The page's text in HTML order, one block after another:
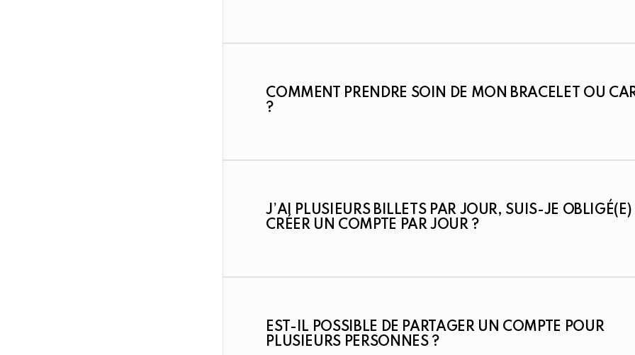
COMMENT PRENDRE SOIN DE MON BRACELET OU
?
J’AI PLUSIEURS BILLETS PAR JOUR, SUIS-JE OBLIGÉ(E)
CRÉER UN COMPTE PAR JOUR ?
EST-IL POSSIBLE DE PARTAGER UN COMPTE POUR
PLUSIEURS PERSONNES ?